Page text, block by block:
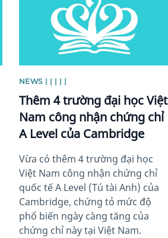
NEWS | | | | |
Thêm 4 trường đại học Việt
Nam công nhận chứng chỉ
A Level của Cambridge
Vừa có thêm 4 trường đại học
Việt Nam công nhận chứng chỉ
quốc tế A Level (Tú tài Anh) của
Cambridge, chứng tỏ mức độ
phổ biến ngày càng tăng của
chứng chỉ này tại Việt Nam.